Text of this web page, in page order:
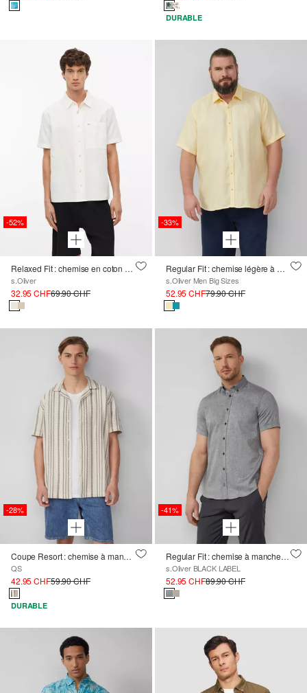
DURABLE
-52%
Relaxed Fit : chemise en coton structuré avec poche poitrine
s.Oliver
32.95 CHF69.90 CHF
-33%
Regular Fit : chemise légère à manches courtes 100% lin
s.Oliver Men Big Sizes
52.95 CHF79.90 CHF
-28%
Coupe Resort : chemise à manches courtes avec rayures texturées
QS
42.95 CHF59.90 CHF
DURABLE
-41%
Regular Fit : chemise à manches courtes de haute qualité en lin mélangé
s.Oliver BLACK LABEL
52.95 CHF89.90 CHF